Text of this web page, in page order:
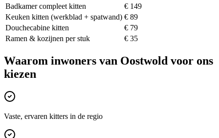
Badkamer compleet kitten
€ 149
Keuken kitten (werkblad + spatwand) € 89
Douchecabine kitten
€ 79
Ramen & kozijnen per stuk
€ 35
Waarom inwoners van Oostwold voor ons
kiezen
Vaste, ervaren kitters in de regio